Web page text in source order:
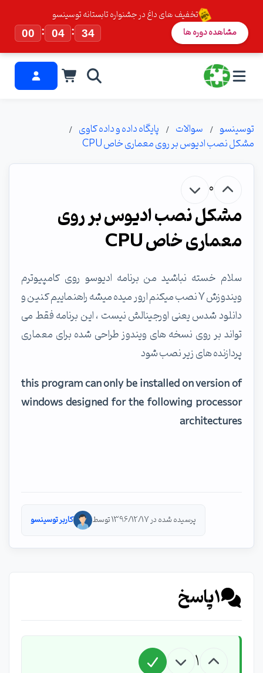
تخفیف های داغ در جشنواره تابستانه توسینسو
00
: 04 : 33 مشاهده دوره ها
توسینسو سوالات
پایگاه داده و داده کاوی
مشکل نصب ادیوس بر روی معماری خاص CPU
0
مشکل نصب ادیوس بر روی
معماری خاص CPU
سلام خسته نباشید من برنامه ادیوسو روی کامپیوترم
ویندوزش 7 نصب میکنم ارور میده میشه راهنماییم کنین و
دانلود شدس یعنی اورجینالش نیست ، این برنامه فقط می
تواند بر روی نسخه های ویندوز طراحی شده برای معماری
پردازنده های زیر نصب شود
this program can only be installed on version of
windows designed for the following processor
architectures
پرسیده شده در 1396/12/17 توسط کاربر توسینسو
1پاسخ
1